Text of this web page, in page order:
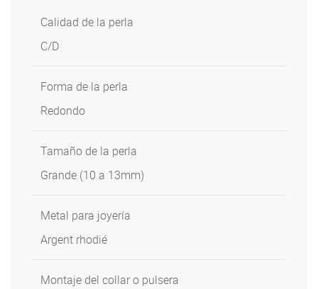
Calidad de la perla
C/D
Forma de la perla
Redondo
Tamaño de la perla
Grande (10 a 13mm)
Metal para joyería
Argent rhodié
Montaje del collar o pulsera